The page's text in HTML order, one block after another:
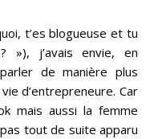
»), j’avais envie, en
de manière plus
d’entrepreneure. Car
mais aussi la femme
tout de suite apparu